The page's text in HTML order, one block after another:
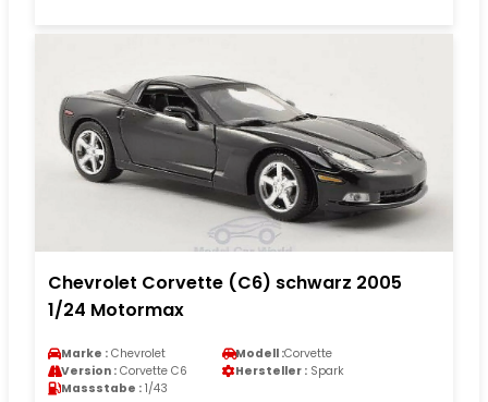
Chevrolet Corvette (C6) schwarz 2005
1/24 Motormax
Marke : Chevrolet Modell :Corvette
Version : Corvette C6 Hersteller : Spark
Massstabe : 1/43